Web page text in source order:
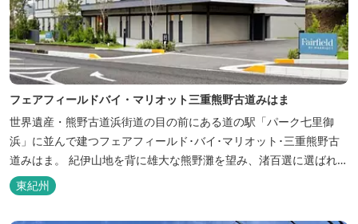
フェアフィールドバイ・マリオット三重熊野古道みはま
世界遺産・熊野古道浜街道の目の前にある道の駅「パーク七里御
浜」に並んで建つフェアフィールド･バイ･マリオット･三重熊野古
道みはま。 紀伊山地を背に雄大な熊野灘を望み、渚百選に選ばれた
七里御浜海岸などの美しい自然が広がります。一年を通して暖かで
過ごしやすく、季節を通じて穫れる数々の品種のみかんをはじめ、
豊富な畑の幸や海の幸を堪能していただけます。 風光明媚な御浜を
東紀州